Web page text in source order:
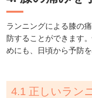
ランニングによる膝の
防することができます
めにも、日頃から予防
4.1 正しいラン